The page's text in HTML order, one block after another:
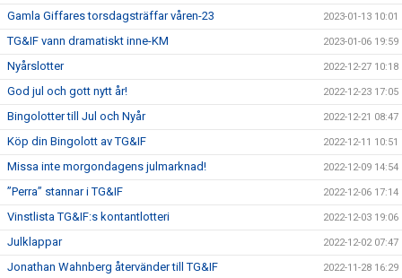
Gamla Giffares torsdagsträffar våren-23 2023-01-13 10:01
TG&IF vann dramatiskt inne-KM 2023-01-06 19:59
Nyårslotter 2022-12-27 10:18
God jul och gott nytt år! 2022-12-23 17:05
Bingolotter till Jul och Nyår 2022-12-21 08:47
Köp din Bingolott av TG&IF 2022-12-11 10:51
Missa inte morgondagens julmarknad! 2022-12-09 14:54
”Perra” stannar i TG&IF 2022-12-06 17:14
Vinstlista TG&IF:s kontantlotteri 2022-12-03 19:06
Julklappar 2022-12-02 07:47
Jonathan Wahnberg återvänder till TG&IF 2022-11-28 16:29